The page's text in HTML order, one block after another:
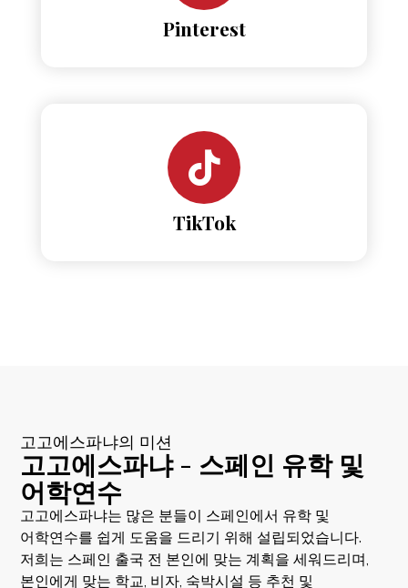
Pinterest
TikTok
고고에스파냐의 미션
고고에스파냐 - 스페인 유학 및
어학연수
고고에스파냐는 많은 분들이 스페인에서 유학 및
어학연수를 쉽게 도움을 드리기 위해 설립되었습니다.
저희는 스페인 출국 전 본인에 맞는 계획을 세워드리며,
본인에게 맞는 학교, 비자, 숙박시설 등 추천 및